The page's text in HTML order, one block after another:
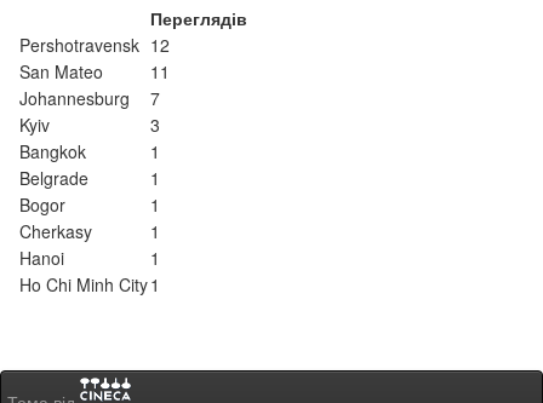
Переглядів
Pershotravensk 12
San Mateo
11
Johannesburg
7
Kyiv
3
Bangkok
1
Belgrade
1
Bogor
1
Cherkasy
1
Hanoi
1
Ho Chi Minh City1